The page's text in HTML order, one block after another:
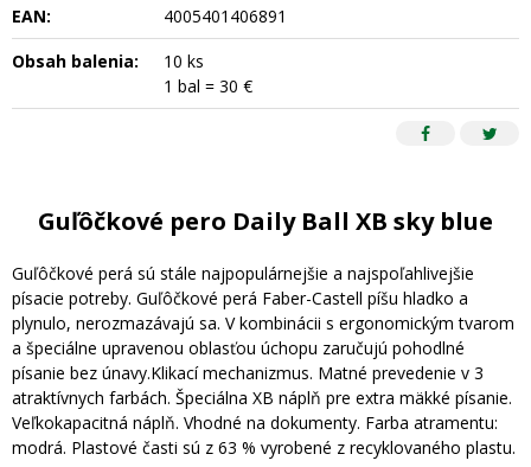
EAN:
4005401406891
Obsah balenia:
10 ks
1 bal = 30 €
Guľôčkové pero Daily Ball XB sky blue
Guľôčkové perá sú stále najpopulárnejšie a najspoľahlivejšie
písacie potreby. Guľôčkové perá Faber-Castell píšu hladko a
plynulo, nerozmazávajú sa. V kombinácii s ergonomickým tvarom
a špeciálne upravenou oblasťou úchopu zaručujú pohodlné
písanie bez únavy.Klikací mechanizmus. Matné prevedenie v 3
atraktívnych farbách. Špeciálna XB náplň pre extra mäkké písanie.
Veľkokapacitná náplň. Vhodné na dokumenty. Farba atramentu:
modrá. Plastové časti sú z 63 % vyrobené z recyklovaného plastu.